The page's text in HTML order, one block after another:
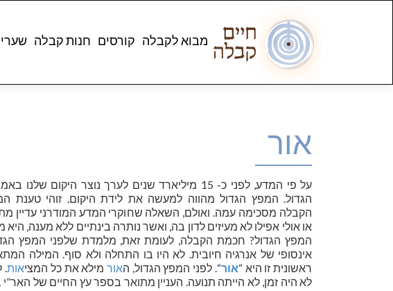
מבוא לקבלה קורסים חנות קבלה
אור
על פי המדע, לפני כ- 15 מיליארד שנים לערך נוצר היקום
הגדול. המפץ הגדול מהווה למעשה את לידת היקום. זוהי טענת
הקבלה מסכימה עמה. ואולם, השאלה שחוקרי המדע המודרני עדיין
או אולי אפילו לא מעיזים לדון בה, ואשר נותרה בינתיים ללא מענה, היא
המפץ הגדול? חכמת הקבלה, לעומת זאת, מלמדת שלפני המפץ
אינסופי של אנרגיה חיובית. לא היו בו התחלה ולא סוף. המילה
ראשונית זו היא “אור“. לפני המפץ הגדול, האורמילא את כל המציאות.
לא היה זמן, לא הייתה תנועה. העניין מתואר בספר עץ החיים של האר”י